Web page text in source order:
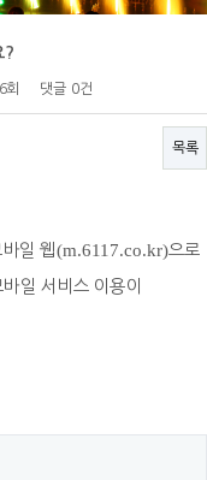
?
회 댓글 0건
목록
일 웹(m.6117.co.kr)으로
바일 서비스 이용이